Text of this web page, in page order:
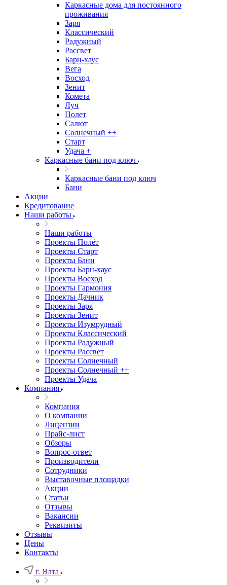
Каркасные дома для постоянного
проживания
Заря
Классический
Радужный
Рассвет
Барн-хаус
Вега
Восход
Зенит
Комета
Луч
Полет
Салют
Солнечный ++
Старт
Удача +
Каркасные бани под ключ
Каркасные бани под ключ
Бани
Акции
Кредитование
Наши работы
Наши работы
Проекты Полёт
Проекты Старт
Проекты Бани
Проекты Барн-хаус
Проекты Восход
Проекты Гармония
Проекты Дачник
Проекты Заря
Проекты Зенит
Проекты Изумрудный
Проекты Классический
Проекты Радужный
Проекты Рассвет
Проекты Солнечный
Проекты Солнечный ++
Проекты Удача
Компания
Компания
О компании
Лицензии
Прайс-лист
Обзоры
Вопрос-ответ
Производители
Сотрудники
Выставочные площадки
Акции
Статьи
Отзывы
Вакансии
Реквизиты
Отзывы
Цены
Контакты
г. Ялта